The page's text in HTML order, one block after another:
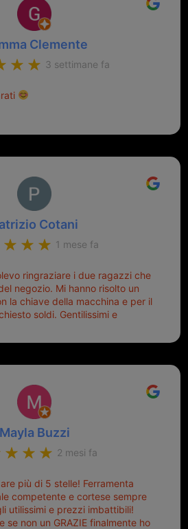
Clemente
3 settimane fa
Cotani
1 mese fa
ringraziare i due ragazzi che
negozio. Mi hanno risolto un
la chiave della macchina e per il
soldi. Gentilissimi e
per qualsiasi altro problema.
Mayla Buzzi
2 mesi fa
più di 5 stelle! Ferramenta
competente e cortese sempre
utilissimi e prezzi imbattibili!
se non un GRAZIE finalmente ho